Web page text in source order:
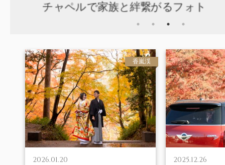
チャペルで家族と絆繋がるフォト
2026.01.20
香嵐渓
2025.12.26